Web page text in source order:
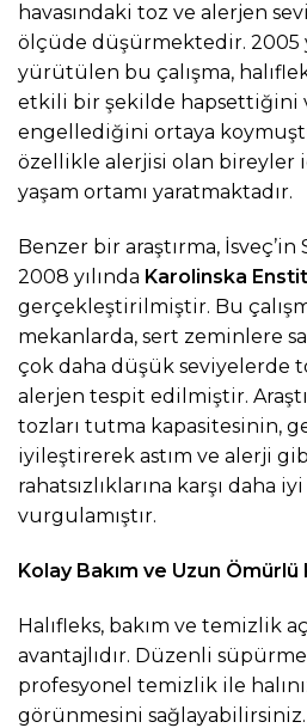
havasındaki toz ve alerjen
ölçüde düşürmektedir. 2005
yürütülen bu çalışma,
etkili bir şekilde hapsettiğini
engellediğini ortaya
özellikle alerjisi olan bireyler
yaşam ortamı yaratmaktadır.
Benzer bir araştırma,
2008 yılında Karolinska
gerçekleştirilmiştir. Bu
mekanlarda, sert zeminlere
çok daha düşük seviyelerde
alerjen tespit edilmiştir.
tozları tutma kapasitesinin,
iyileştirerek astım ve alerji
rahatsızlıklarına karşı daha
vurgulamıştır.
Kolay Bakım ve Uzun Ömürlü
Halıfleks, bakım ve temizlik
avantajlıdır. Düzenli
profesyonel temizlik ile
görünmesini sağlayabilirsiniz.